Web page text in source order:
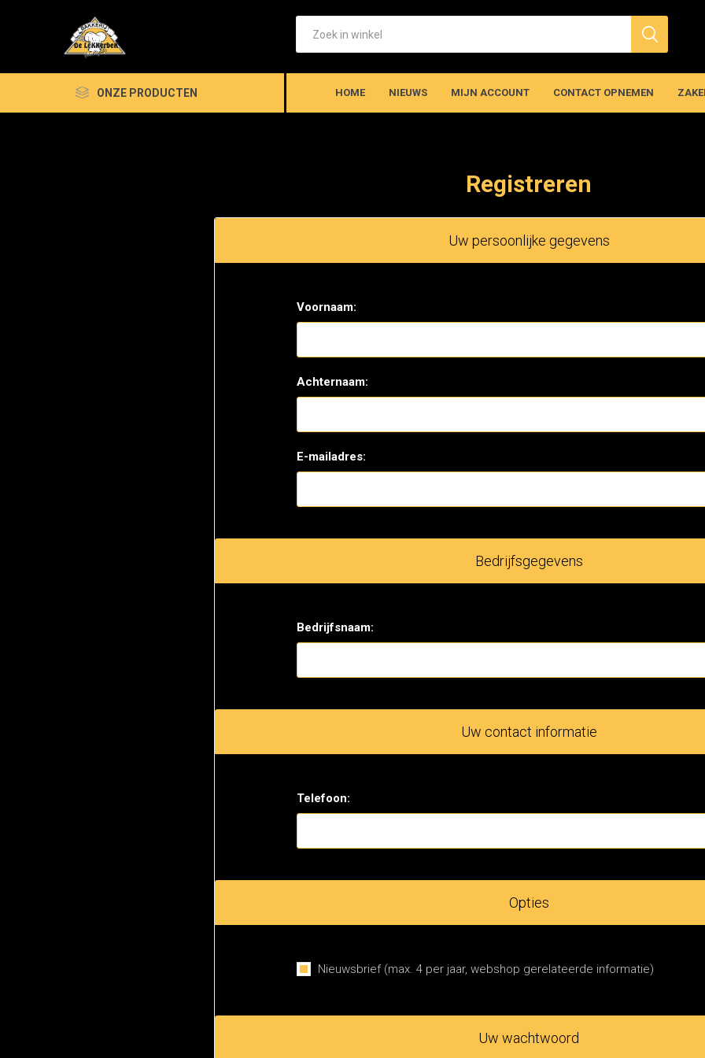
ONZE PRODUCTEN HOME NIEUWS MIJN ACCOUNT CONTACT OPNEMEN
Registreren
Uw persoonlijke gegevens
Voornaam:
Achternaam:
E-mailadres:
Bedrijfsgegevens
Bedrijfsnaam:
Uw contact informatie
Telefoon:
Opties
Nieuwsbrief (max. 4 per jaar, webshop gerelateerde informatie)
Uw wachtwoord